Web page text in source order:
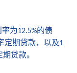
率为12.5%的债
定期贷款，以及1
贷款。